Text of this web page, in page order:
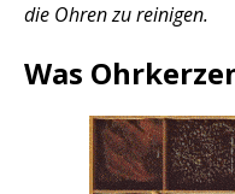
die Ohren zu reinigen.
Was